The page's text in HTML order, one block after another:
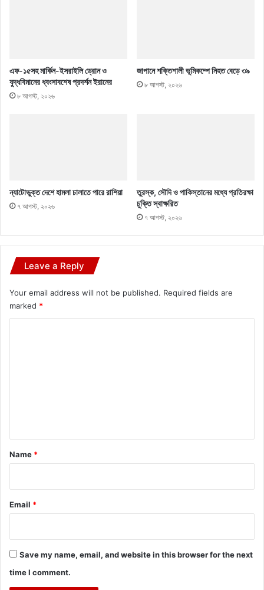
এফ-১৫সহ মার্কিন-ইসরাইলি ড্রোন ও
যুদ্ধবিমানের ধ্বংসাবশেষ প্রদর্শন ইরানের
৮ আগস্ট, ২০২৬
জাপানে শক্তিশালী ভূমিকম্পে নিহত বেড়ে ৩৯
৮ আগস্ট, ২০২৬
ন্যাটোভুক্ত দেশে হামলা চালাতে পারে রাশিয়া
৭ আগস্ট, ২০২৬
তুরস্ক, সৌদি ও পাকিস্তানের মধ্যে প্রতিরক্ষা
চুক্তি স্বাক্ষরিত
৭ আগস্ট, ২০২৬
Leave a Reply
Your email address will not be published. Required fields are
marked *
*
Name *
Email *
Save my name, email, and website in this browser for the next
time I comment.